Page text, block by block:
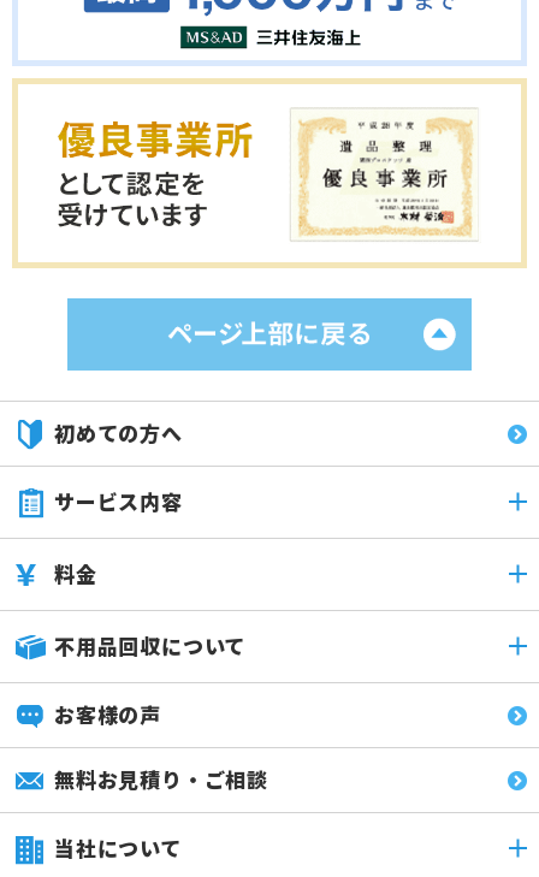
初めての方へ
サービス内容
料金
不用品回収について
お客様の声
無料お見積り・ご相談
当社について